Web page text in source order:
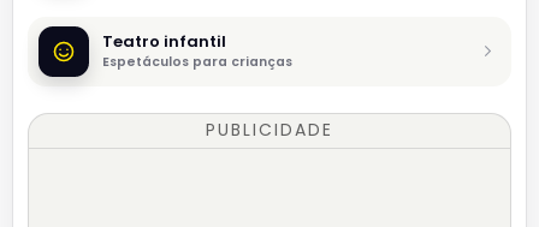
Teatro infantil
Espetáculos para crianças
PUBLICIDADE